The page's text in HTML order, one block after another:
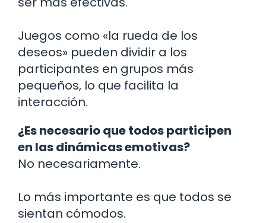
Juegos como «la rueda de los
deseos» pueden dividir a los
participantes en grupos más
pequeños, lo que facilita la
interacción.
¿Es necesario que todos participen
en las dinámicas emotivas?
No necesariamente.
Lo más importante es que todos se
sientan cómodos.